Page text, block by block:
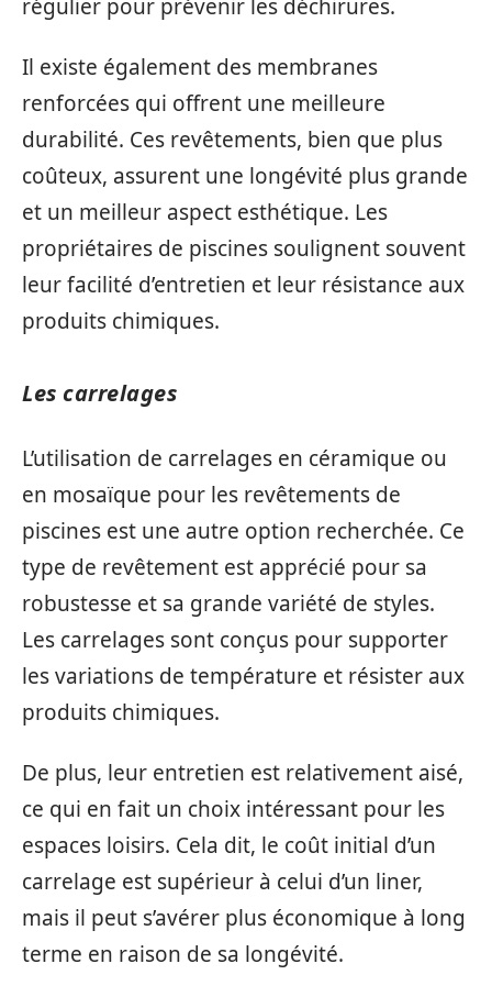
régulier pour prévenir les déchirures.
Il existe également des membranes
renforcées qui offrent une meilleure
durabilité. Ces revêtements, bien que plus
coûteux, assurent une longévité plus grande
et un meilleur aspect esthétique. Les
propriétaires de piscines soulignent souvent
leur facilité d’entretien et leur résistance aux
produits chimiques.
Les carrelages
L’utilisation de carrelages en céramique ou
en mosaïque pour les revêtements de
piscines est une autre option recherchée. Ce
type de revêtement est apprécié pour sa
robustesse et sa grande variété de styles.
Les carrelages sont conçus pour supporter
les variations de température et résister aux
produits chimiques.
De plus, leur entretien est relativement aisé,
ce qui en fait un choix intéressant pour les
espaces loisirs. Cela dit, le coût initial d’un
carrelage est supérieur à celui d’un liner,
mais il peut s’avérer plus économique à long
terme en raison de sa longévité.